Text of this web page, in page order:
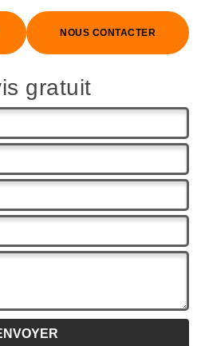
NOUS CONTACTER
gratuit